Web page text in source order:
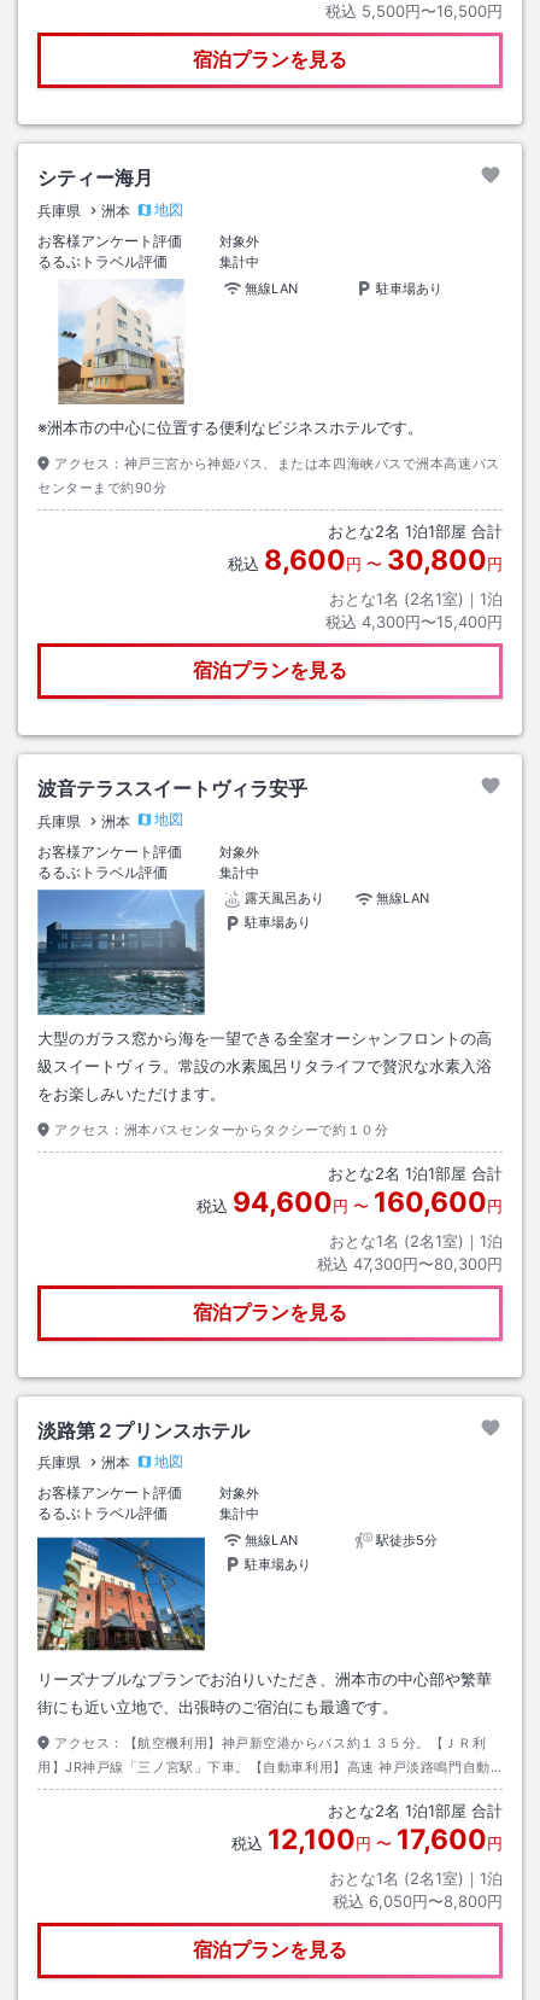
税込 5,500円〜16,500円
宿泊プランを見る
シティー海月
兵庫県 洲本
地図
お客様アンケート評価
対象外
るるぶトラベル評価
集計中
無線LAN
駐車場あり
※洲本市の中心に位置する便利なビジネスホテルです。
アクセス： 神戸三宮から神姫バス、または本四海峡バスで洲本高速バス
センターまで約90分
おとな2名 1泊1部屋 合計
税込 8,600円 〜 30,800円
おとな1名 (2名1室)｜ 1泊
税込 4,300円〜15,400円
宿泊プランを見る
波音テラススイートヴィラ安乎
兵庫県 洲本
地図
お客様アンケート評価
対象外
るるぶトラベル評価
集計中
露天風呂あり
無線LAN
駐車場あり
大型のガラス窓から海を一望できる全室オーシャンフロントの高
級スイートヴィラ。常設の水素風呂リタライフで贅沢な水素入浴
をお楽しみいただけます。
アクセス： 洲本バスセンターからタクシーで約１０分
おとな2名 1泊1部屋 合計
税込 94,600円 〜 160,600円
おとな1名 (2名1室)｜ 1泊
税込 47,300円〜80,300円
宿泊プランを見る
淡路第２プリンスホテル
兵庫県 洲本
地図
お客様アンケート評価
対象外
るるぶトラベル評価
集計中
無線LAN
駅徒歩5分
駐車場あり
リーズナブルなプランでお泊りいただき、洲本市の中心部や繁華
街にも近い立地で、出張時のご宿泊にも最適です。
アクセス：
【航空機利用】神戸新空港からバス約１３５分。【ＪＲ利
用】JR神戸線「三ノ宮駅」下車。【自動車利用】高速 神戸淡路鳴門自動
車道を「洲本I．C」より国道２８号線へ。目標物：洲本港
おとな2名 1泊1部屋 合計
税込 12,100円 〜 17,600円
おとな1名 (2名1室)｜ 1泊
税込 6,050円〜8,800円
宿泊プランを見る